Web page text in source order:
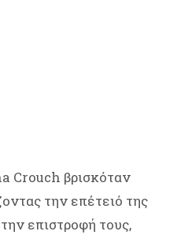
Crouch βρισκόταν
την επέτειό της
επιστροφή τους,